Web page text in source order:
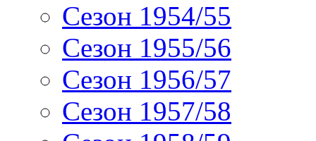
Сезон 1954/55
Сезон 1955/56
Сезон 1956/57
Сезон 1957/58